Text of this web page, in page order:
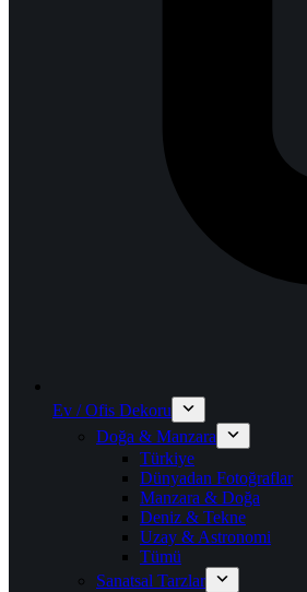
Ev / Ofis Dekoru
Doğa & Manzara
Türkiye
Dünyadan Fotoğraflar
Manzara & Doğa
Deniz & Tekne
Uzay & Astronomi
Tümü
Sanatsal Tarzlar